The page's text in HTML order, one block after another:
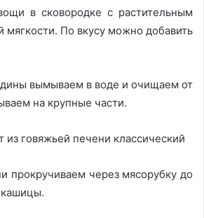
в сковородке с растительным
По вкусу можно добавить
вымываем в воде и очищаем от
на крупные части.
прокручиваем через мясорубку до